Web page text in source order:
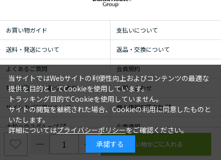
お買い物ガイド 支払いについて
送料・発送について 返品・交換について
よくあるご質問 会員規約
特定商取引法に基づく表示 お問い合わせ
サイトのご利用について 個人情報保護方針
大和ハウスグループ 企業情報
© ROYAL HOMECENTER Co.,Ltd. ALL RIGHTS RESERVED.
当サイトではWebサイトの利便性向上およびコンテンツの最適な
提供を目的としてCookieを使用しています。
トラッキング目的でCookieを使用していません。
サイトの閲覧を継続された場合、Cookieの利用に同意したものと
いたします。
詳細についてはプライバシーポリシーをご確認ください。
承諾する